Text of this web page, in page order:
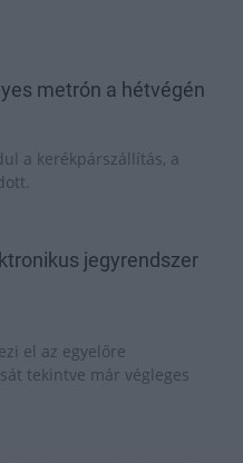
metrón a hétvégén
a kerékpárszállítás, a
jegyrendszer
el az egyelőre
tekintve már végleges